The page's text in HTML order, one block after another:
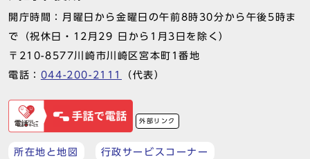
開庁時間：月曜日から金曜日の午前8時30分から午後5時ま
で（祝休日・12月29 日から1月3日を除く）
〒210-8577川崎市川崎区宮本町1番地
電話： 044-200-2111 （代表）
外部リンク
所在地と地図 行政サービスコーナー